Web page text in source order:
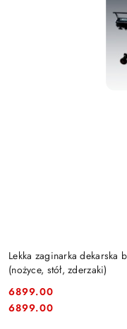
Lekka zaginarka dekarska
(nożyce, stół, zderzaki)
Cena:
6899.00
Cena:
6899.00